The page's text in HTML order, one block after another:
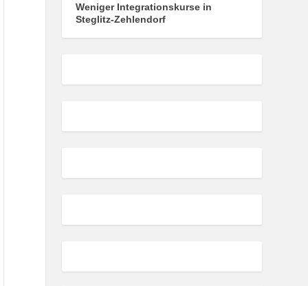
Weniger Integrationskurse in
Steglitz-Zehlendorf